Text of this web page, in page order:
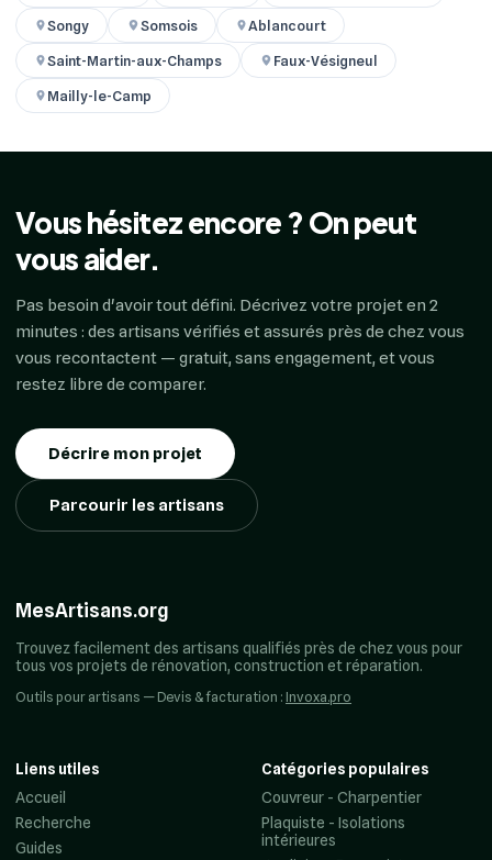
Songy
Somsois
Ablancourt
Saint-Martin-aux-Champs
Faux-Vésigneul
Mailly-le-Camp
Vous hésitez encore ? On peut
vous aider.
Pas besoin d'avoir tout défini. Décrivez votre projet en 2
minutes : des artisans vérifiés et assurés près de chez vous
vous recontactent — gratuit, sans engagement, et vous
restez libre de comparer.
Décrire mon projet
Parcourir les artisans
MesArtisans.org
Trouvez facilement des artisans qualifiés près de chez vous pour
tous vos projets de rénovation, construction et réparation.
Outils pour artisans — Devis & facturation : Invoxa.pro
Liens utiles
Accueil
Recherche
Guides
Catégories populaires
Couvreur - Charpentier
Plaquiste - Isolations
intérieures